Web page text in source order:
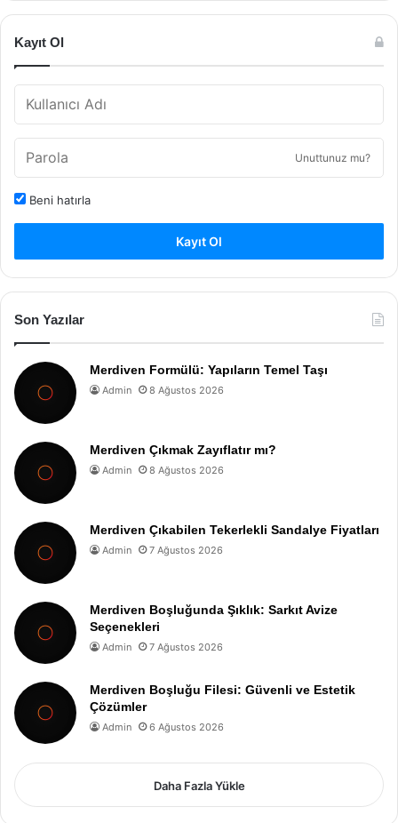
Kayıt Ol
Unuttunuz mu?
Beni hatırla
Kayıt Ol
Son Yazılar
Merdiven Formülü: Yapıların Temel Taşı
Admin 8 Ağustos 2026
Merdiven Çıkmak Zayıflatır mı?
Admin 8 Ağustos 2026
Merdiven Çıkabilen Tekerlekli Sandalye Fiyatları
Admin 7 Ağustos 2026
Merdiven Boşluğunda Şıklık: Sarkıt Avize
Seçenekleri
Admin 7 Ağustos 2026
Merdiven Boşluğu Filesi: Güvenli ve Estetik
Çözümler
Admin 6 Ağustos 2026
Daha Fazla Yükle